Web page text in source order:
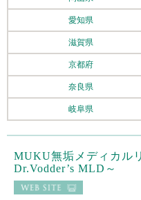
愛知県
滋賀県
京都府
奈良県
岐阜県
MUKU無垢メディカル
Dr.Vodder’s MLD～